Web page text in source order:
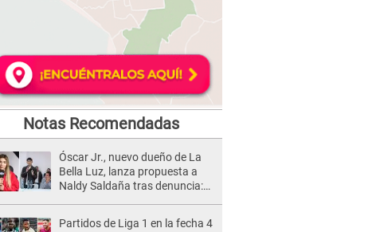
Notas Recomendadas
Óscar Jr., nuevo dueño de La
Bella Luz, lanza propuesta a
Naldy Saldaña tras denuncia:
Partidos de Liga 1 en la fecha 4